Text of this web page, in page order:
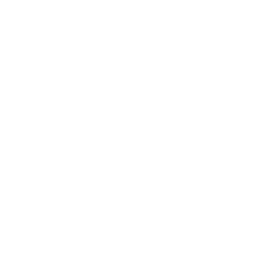
Taste möglich. Du kannst das Karussell überspringen oder